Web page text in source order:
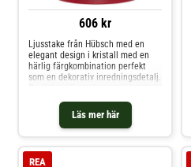
606 kr
Läs mer här
Ljusstake från Hübsch med en
elegant design i kristall med en
härlig färgkombination perfekt
som en dekorativ inredningsdetalj.
men även fin att kombinera flera
stycken i ett kluster. Om
ljusstaken från Hübsch- Astro
uppskattas för de vackra färgerna.
Ljusstakar & Ljuslyktor hos Royal
REA